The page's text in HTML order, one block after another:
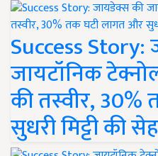
Success
जायटॉनिक
की तस्वीर,
सुधरी मिट्टी की